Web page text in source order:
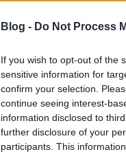
Blog - Do Not Process
If you wish to opt-out of the
sensitive information for
confirm your selection.
continue seeing interest-
information disclosed to
further disclosure of your
participants. This